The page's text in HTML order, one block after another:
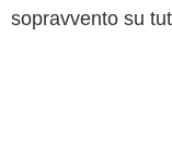
sopravvento su